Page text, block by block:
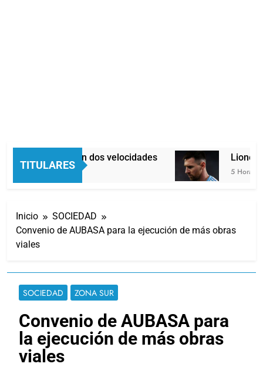
TITULARES
Economía en dos velocidades
4 Horas Atrás
Lionel
5 Horas
Inicio
SOCIEDAD
Convenio de AUBASA para la ejecución de más obras
viales
SOCIEDAD ZONA SUR
Convenio de AUBASA para
la ejecución de más obras
viales